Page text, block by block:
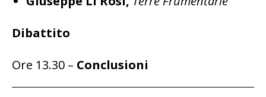
Dibattito
Ore 13.30 – Conclusioni